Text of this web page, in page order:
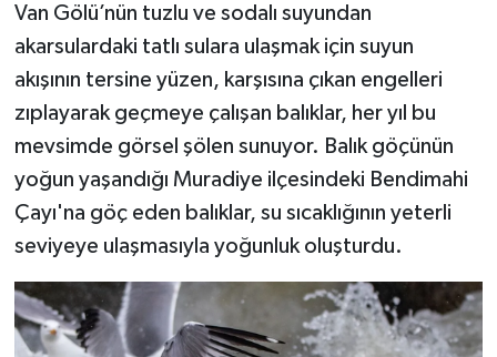
Van Gölü’nün tuzlu ve sodalı suyundan
akarsulardaki tatlı sulara ulaşmak için suyun
akışının tersine yüzen, karşısına çıkan engelleri
zıplayarak geçmeye çalışan balıklar, her yıl bu
mevsimde görsel şölen sunuyor. Balık göçünün
yoğun yaşandığı Muradiye ilçesindeki Bendimahi
Çayı'na göç eden balıklar, su sıcaklığının yeterli
seviyeye ulaşmasıyla yoğunluk oluşturdu.